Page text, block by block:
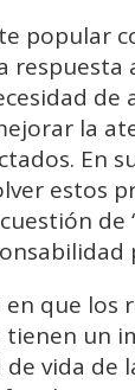
popular
respuesta
de
la
En
estos
de
que los
un
vida de